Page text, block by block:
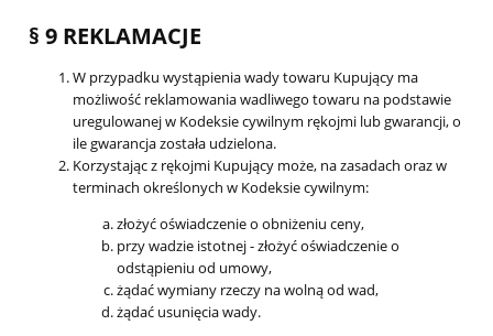
§ 9 REKLAMACJE
W przypadku wystąpienia wady towaru Kupujący ma
możliwość reklamowania wadliwego towaru na podstawie
uregulowanej w Kodeksie cywilnym rękojmi lub gwarancji, o
ile gwarancja została udzielona.
Korzystając z rękojmi Kupujący może, na zasadach oraz w
terminach określonych w Kodeksie cywilnym:
złożyć oświadczenie o obniżeniu ceny,
przy wadzie istotnej - złożyć oświadczenie o
odstąpieniu od umowy,
żądać wymiany rzeczy na wolną od wad,
żądać usunięcia wady.